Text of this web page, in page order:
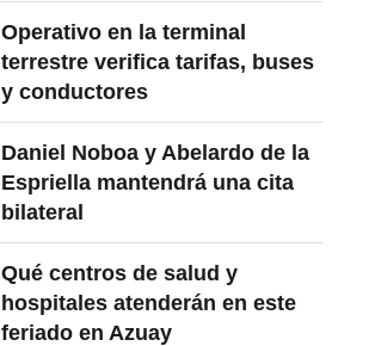
Operativo en la terminal
terrestre verifica tarifas, buses
y conductores
Daniel Noboa y Abelardo de la
Espriella mantendrá una cita
bilateral
Qué centros de salud y
hospitales atenderán en este
feriado en Azuay